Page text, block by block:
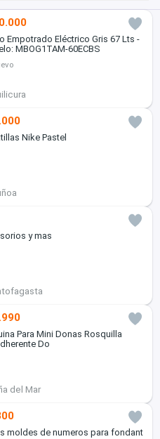
Empotrado Eléctrico Gris 67 Lts -
MBOG1TAM-60ECBS
Nike Pastel
y mas
Para Mini Donas Rosquilla
Do
del Mar
moldes de numeros para fondant